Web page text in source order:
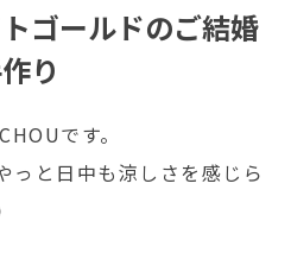
ゴールドのご結婚
り
です。
っと日中も涼しさを感じら